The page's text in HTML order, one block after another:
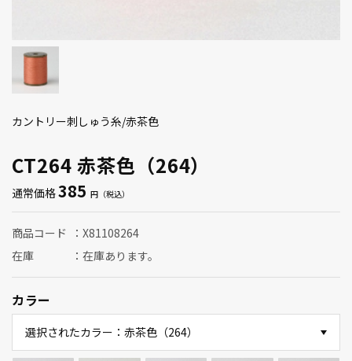
CT264 赤茶色（264）
カントリー刺しゅう糸/赤茶色
通常価格385
商品コード
X81108264
在庫
在庫あります。
カラー
選択されたカラー：赤茶色（264）